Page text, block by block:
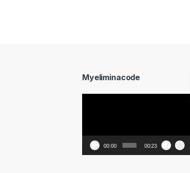
Myeliminacode
00:00 00:23